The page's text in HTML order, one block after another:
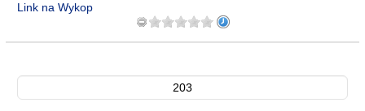
Link na Wykop
203